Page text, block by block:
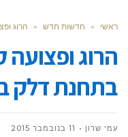
ראשי » חדשות חדש » הרוג
הרוג ופצועה
בתחנת דלק
עמי שרון 11 בנובמבר 2015